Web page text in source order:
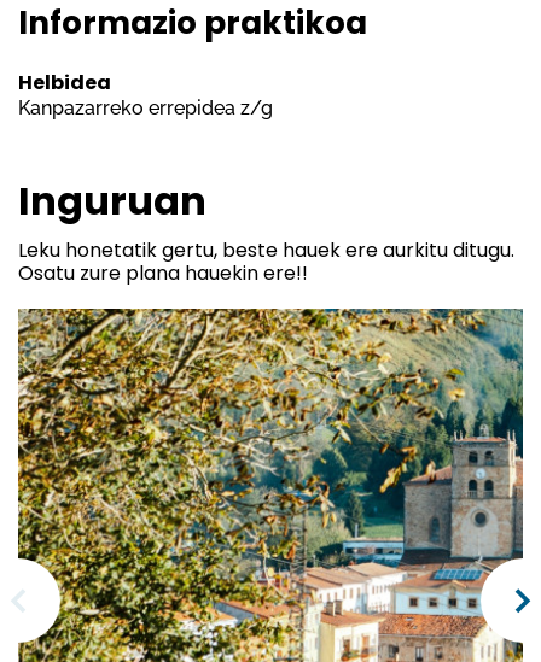
Informazio praktikoa
Helbidea
Kanpazarreko errepidea z/g
Inguruan
Leku honetatik gertu, beste hauek ere aurkitu ditugu.
Osatu zure plana hauekin ere!!